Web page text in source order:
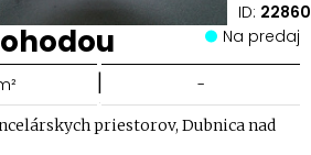
ID: 22860
Na predaj
| -
priestorov, Dubnica nad